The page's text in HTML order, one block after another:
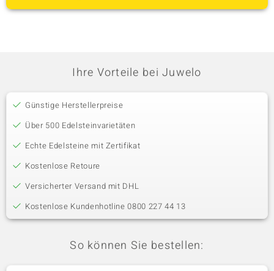
Ihre Vorteile bei Juwelo
Günstige Herstellerpreise
Über 500 Edelsteinvarietäten
Echte Edelsteine mit Zertifikat
Kostenlose Retoure
Versicherter Versand mit DHL
Kostenlose Kundenhotline 0800 227 44 13
So können Sie bestellen: